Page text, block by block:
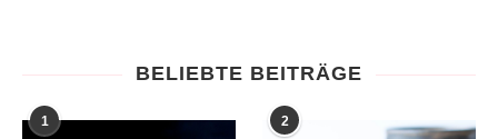
BELIEBTE BEITRÄGE
1 2